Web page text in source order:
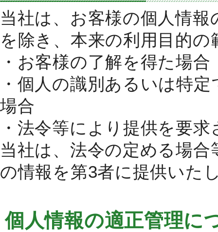
当社は、お客様の個人情
を除き、本来の利用目的
・お客様の了解を得た場合
・個人の識別あるいは特
場合
・法令等により提供を要
当社は、法令の定める場
の情報を第3者に提供いた
個人情報の適正管理に